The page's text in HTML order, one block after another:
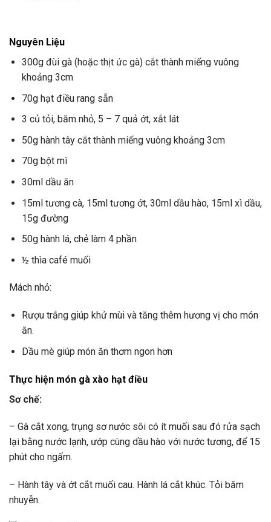
Nguyên Liệu
300g đùi gà (hoặc thịt ức gà) cắt thành miếng vuông
khoảng 3cm
70g hạt điều rang sẵn
3 củ tỏi, băm nhỏ, 5 – 7 quả ớt, xắt lát
50g hành tây cắt thành miếng vuông khoảng 3cm
70g bột mì
30ml dầu ăn
15ml tương cà, 15ml tương ớt, 30ml dầu hào, 15ml xì dầu,
15g đường
50g hành lá, chẻ làm 4 phần
½ thìa café muối
Mách nhỏ:
Rượu trắng giúp khử mùi và tăng thêm hương vị cho món
ăn.
Dầu mè giúp món ăn thơm ngon hơn
Thực hiện món gà xào hạt điều
Sơ chế:
– Gà cắt xong, trụng sơ nước sôi có ít muối sau đó rửa sạch
lại bằng nước lạnh, ướp cùng dầu hào với nước tương, để 15
phút cho ngấm.
– Hành tây và ớt cắt muối cau. Hành lá cắt khúc. Tỏi băm
nhuyễn.